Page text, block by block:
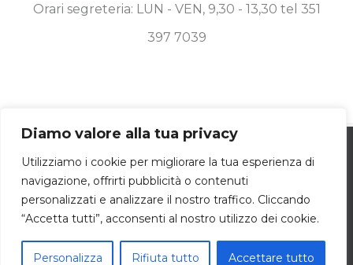
Diamo valore alla tua privacy
Utilizziamo i cookie per migliorare la tua esperienza di
navigazione, offrirti pubblicità o contenuti
personalizzati e analizzare il nostro traffico. Cliccando
“Accetta tutti”, acconsenti al nostro utilizzo dei cookie.
Personalizza Rifiuta tutto Accettare tutto
Orari segreteria: LUN - VEN, 9,30 - 13,30 tel 351
397 7039
RIGHTS RESERVED | POWERED BYDAMA.COM
FacebookLinkedIn
tu possa avere la migliore esperienza sul